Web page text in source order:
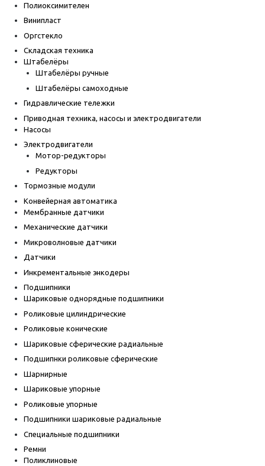
Полиоксимителен
Винипласт
Оргстекло
Складская техника
Штабелёры
Штабелёры ручные
Штабелёры самоходные
Гидравлические тележки
Приводная техника, насосы и электродвигатели
Насосы
Электродвигатели
Мотор-редукторы
Редукторы
Тормозные модули
Конвейерная автоматика
Мембранные датчики
Механические датчики
Микроволновые датчики
Датчики
Инкрементальные энкодеры
Подшипники
Шариковые однорядные подшипники
Роликовые цилиндрические
Роликовые конические
Шариковые сферические радиальные
Подшипнки роликовые сферические
Шарнирные
Шариковые упорные
Роликовые упорные
Подшипники шариковые радиальные
Специальные подшипники
Ремни
Поликлиновые